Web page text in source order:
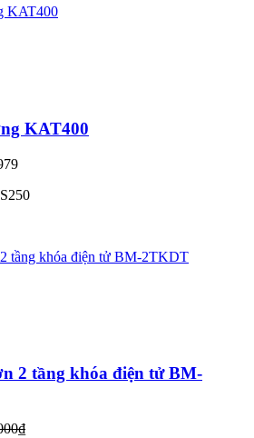
KAT400
2 tầng khóa điện tử BM-